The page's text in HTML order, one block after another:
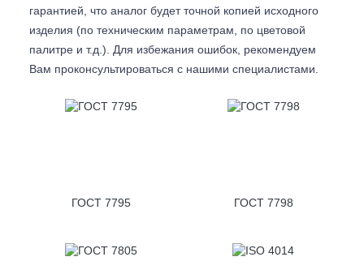
гарантией, что аналог будет точной копией исходного
изделия (по техническим параметрам, по цветовой
палитре и т.д.). Для избежания ошибок, рекомендуем
Вам проконсультироваться с нашими специалистами.
ГОСТ 7795 ГОСТ 7798